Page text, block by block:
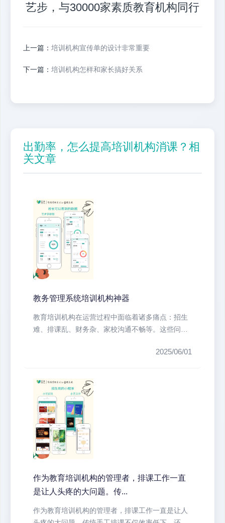
艺步，与30000家素质教育机构同行
上一篇： 培训机构宣传单的设计非常重要
下一篇： 培训机构怎样和家长搞好关系
出勤率，怎么提高培训机构消课？相
关文章
教务管理系统培训机构神器
教育培训机构在运营过程中面临着诸多痛点：招生
难、排课乱、财务杂、家校沟通不畅等。这些问题
2025/06/01
作为教育培训机构的管理者，排课工作一直
是让人头疼的大问题。传...
作为教育培训机构的管理者，排课工作一直是让人